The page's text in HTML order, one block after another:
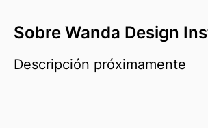
Sobre Wanda Design
Descripción próximamente